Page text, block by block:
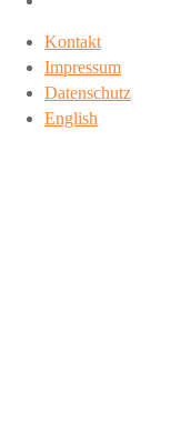
Kontakt
Impressum
Datenschutz
English